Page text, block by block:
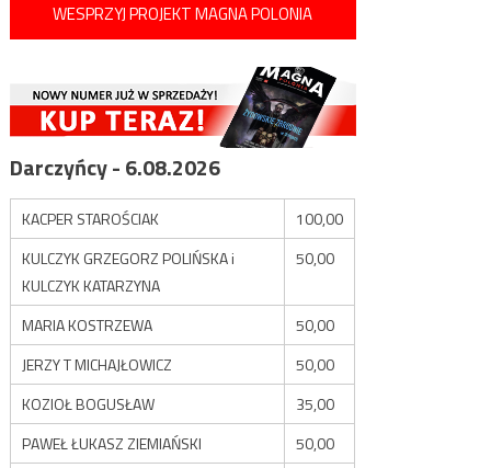
WESPRZYJ PROJEKT MAGNA POLONIA
Darczyńcy - 6.08.2026
KACPER STAROŚCIAK
100,00
KULCZYK GRZEGORZ POLIŃSKA i
KULCZYK KATARZYNA
50,00
MARIA KOSTRZEWA
50,00
JERZY T MICHAJŁOWICZ
50,00
KOZIOŁ BOGUSŁAW
35,00
PAWEŁ ŁUKASZ ZIEMIAŃSKI
50,00